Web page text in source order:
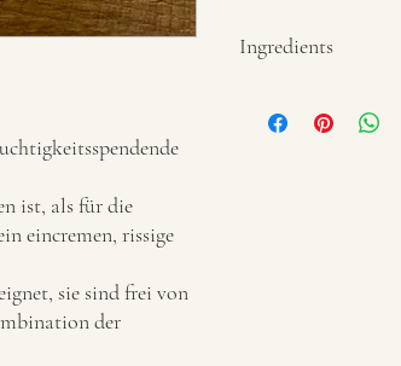
ist, als für die
eincremen, rissige
sie sind frei von
der
Ingredients
guineensis oil, Sodium